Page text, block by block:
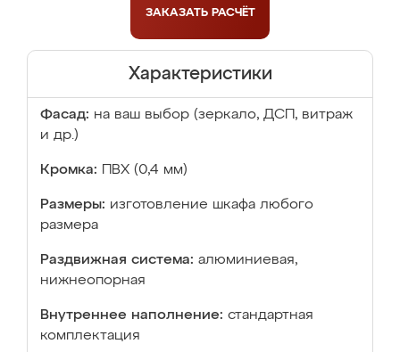
ЗАКАЗАТЬ РАСЧЁТ
Характеристики
Фасад: на ваш выбор (зеркало, ДСП, витраж
и др.)
Кромка: ПВХ (0,4 мм)
Размеры: изготовление шкафа любого
размера
Раздвижная система: алюминиевая,
нижнеопорная
Внутреннее наполнение: стандартная
комплектация